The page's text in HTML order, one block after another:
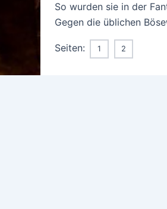
So wurden sie in der
Gegen die üblichen
Seiten: 1 2